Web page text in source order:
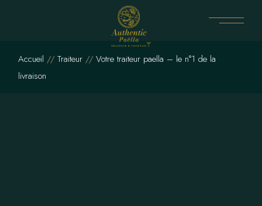
Accueil Traiteur
Votre traiteur paella – le n°1 de la
livraison